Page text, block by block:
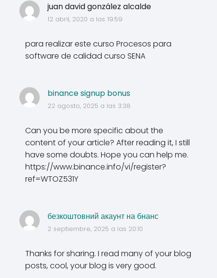
juan david gonzález alcalde
12 abril, 2020 a las 19:59
para realizar este curso Procesos para
software de calidad curso SENA
binance signup bonus
22 agosto, 2025 a las 3:38
Can you be more specific about the
content of your article? After reading it, I still
have some doubts. Hope you can help me.
https://www.binance.info/vi/register?
ref=WTOZ531Y
безкоштовний акаунт на бнанс
2 septiembre, 2025 a las 20:10
Thanks for sharing. I read many of your blog
posts, cool, your blog is very good.